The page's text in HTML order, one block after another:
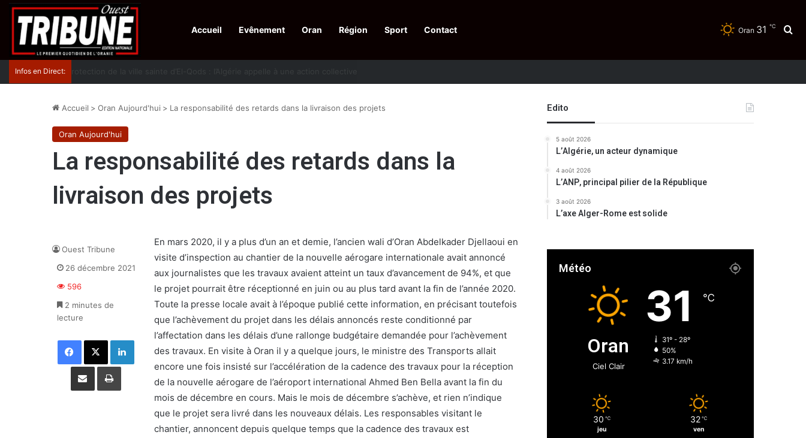
Accueil Evênement Oran Région Sport Contact Oran 31 ℃
Infos en Direct:
Accueil > Oran Aujourd'hui > La responsabilité des retards dans la livraison des projets
Oran Aujourd'hui
La responsabilité des retards dans la
livraison des projets
En mars 2020, il y a plus d’un an et demie, l’ancien wali d’Oran Abdelkader Djellaoui en
visite d’inspection au chantier de la nouvelle aérogare internationale avait annoncé
aux journalistes que les travaux avaient atteint un taux d’avancement de 94%, et que
le projet pourrait être réceptionné en juin ou au plus tard avant la fin de l’année 2020.
Toute la presse locale avait à l’époque publié cette information, en précisant toutefois
que l’achèvement du projet dans les délais annoncés reste conditionné par
l’affectation dans les délais d’une rallonge budgétaire demandée pour l’achèvement
des travaux. En visite à Oran il y a quelque jours, le ministre des Transports allait
encore une fois insisté sur l’accélération de la cadence des travaux pour la réception
de la nouvelle aérogare de l’aéroport international Ahmed Ben Bella avant la fin du
mois de décembre en cours. Mais le mois de décembre s’achève, et rien n’indique
que le projet sera livré dans les nouveaux délais. Les responsables visitant le
chantier, annoncent depuis quelque temps que la cadence des travaux est
Ouest Tribune
26 décembre 2021
596
2 minutes de
lecture
Facebook X Linkedin
Partager par email Imprimer
Edito
5 août 2026
L’Algérie, un acteur dynamique
4 août 2026
L’ANP, principal pilier de la République
3 août 2026
L’axe Alger-Rome est solide
Météo
Oran
Ciel Clair
31 ℃
31º - 28º
50%
3.17 km/h
30 ℃
jeu
32 ℃
ven